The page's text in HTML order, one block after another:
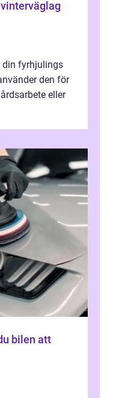
din fyrhjulings
den för
eller